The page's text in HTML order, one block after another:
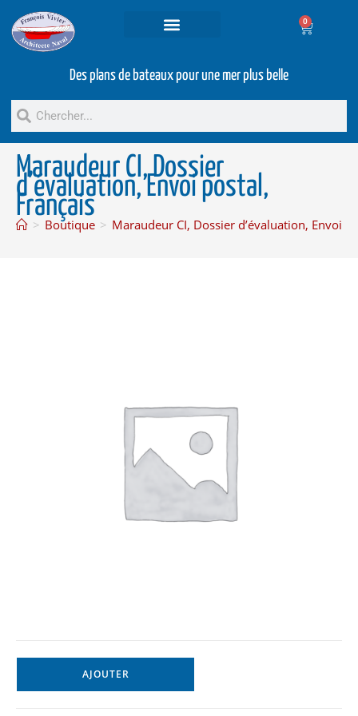
0
Des plans de bateaux pour une mer plus belle
Maraudeur CI, Dossier
d’évaluation, Envoi postal,
Français
> Boutique > Maraudeur CI, Dossier d’évaluation, Envoi
AJOUTER